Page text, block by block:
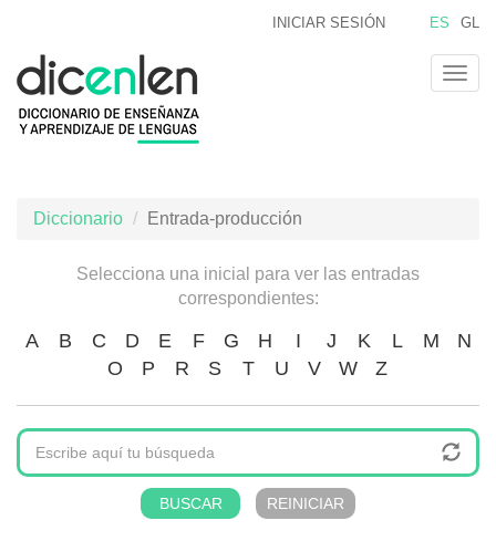
contenido
principal
ES GL
INICIAR SESIÓN
Diccionario Entrada-producción
Selecciona una inicial para ver las entradas
correspondientes:
A B C D E F G H I J K L M
N
O
P R S T U V W Z